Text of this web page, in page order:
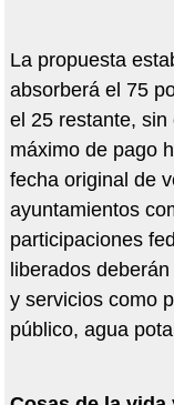
La propuesta
absorberá el 75
el 25 restante,
máximo de pago
fecha original de
ayuntamientos
participaciones
liberados
y servicios como
público, agua